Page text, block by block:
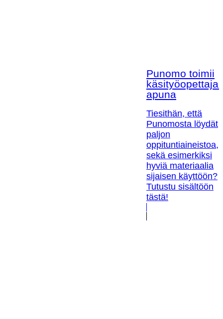
Punomo toimii
apuna
Tiesithän, että
Punomosta löydät
paljon
oppituntiaineistoa,
sekä esimerkiksi
hyviä materiaalia
sijaisen käyttöön?
Tutustu sisältöön
tästä!